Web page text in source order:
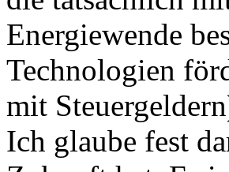
Energiewende
Technologien
mit
Ich glaube fest